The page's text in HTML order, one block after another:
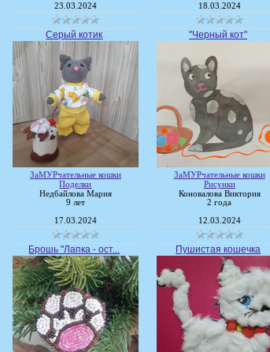
23.03.2024 18.03.2024
Серый котик
ЗаМУРчательные кошки
Поделки
Недбайлова Мария
9 лет
17.03.2024
"Черный кот"
ЗаМУРчательные кошки
Рисунки
Коновалова Виктория
2 года
12.03.2024
Брошь "Лапка - ост... Пушистая кошечка